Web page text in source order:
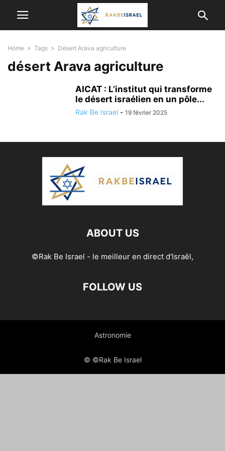
Home Tags Désert Arava agriculture
désert Arava agriculture
AICAT : L’institut qui transforme
le désert israélien en un pôle...
Rak Be Israel - 19 février 2025
ABOUT US
©Rak Be Israel - le meilleur en direct d'Israël,
FOLLOW US
Astronomie
© ©Rak Be Israel